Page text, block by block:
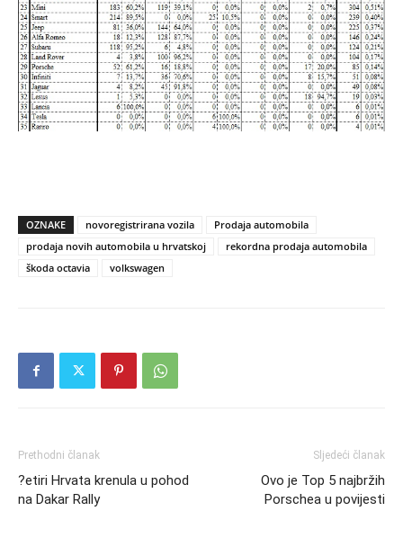
OZNAKE novoregistrirana vozila
Prodaja automobila
prodaja novih automobila u hrvatskoj
rekordna prodaja automobila
škoda octavia
volkswagen
Prethodni članak
?etiri Hrvata krenula u pohod
na Dakar Rally
Sljedeći članak
Ovo je Top 5 najbržih
Porschea u povijesti